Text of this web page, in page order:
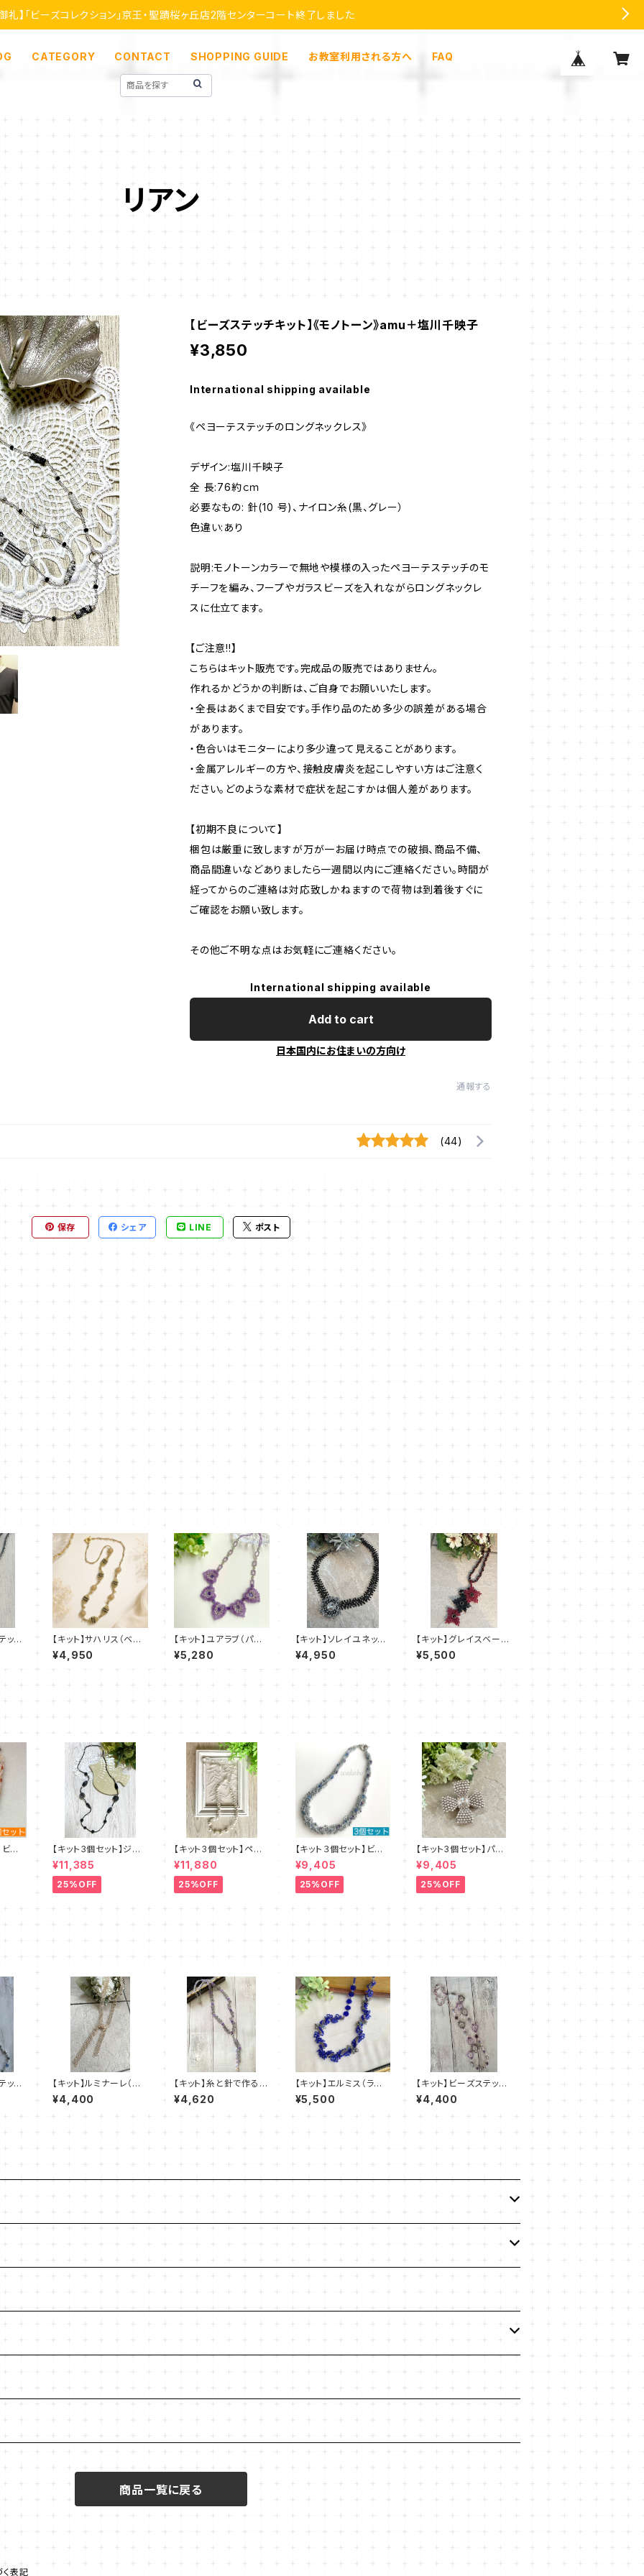
礼】「ビーズコレクション」京王・聖蹟桜ヶ丘店2階センターコート終了しました
CATEGORY CONTACT SHOPPING GUIDE お教室利用される方へ FAQ
リアン
【ビーズステッチキット】《モノトーン》amu＋塩川千映子
¥3,850
International shipping available
《ペヨーテステッチのロングネックレス》
デザイン:塩川千映子
全 長:76約ｃｍ
必要なもの: 針(10 号)、ナイロン糸(黒、グレー）
色違い:あり
説明:モノトーンカラーで無地や模様の入ったペヨーテステッチのモ
チーフを編み、フープやガラスビーズを入れながらロングネックレ
スに仕立てます。
【ご注意!!】
こちらはキット販売です。完成品の販売ではありません。
作れるかどうかの判断は、ご自身でお願いいたします。
・全長はあくまで目安です。手作り品のため多少の誤差がある場合
があります。
・色合いはモニターにより多少違って見えることがあります。
・金属アレルギーの方や、接触皮膚炎を起こしやすい方はご注意く
ださい。どのような素材で症状を起こすかは個人差があります。
【初期不良について】
梱包は厳重に致しますが万が一お届け時点での破損、商品不備、
商品間違いなどありましたら一週間以内にご連絡ください。時間が
経ってからのご連絡は対応致しかねますので荷物は到着後すぐに
ご確認をお願い致します。
その他ご不明な点はお気軽にご連絡ください。
International shipping available
Add to cart
日本国内にお住まいの方向け
通報する
(44)
保存 シェア LINE ポスト
ッチ
【キット】サハリス（ベー
ジュ）新川智未
¥4,950
【キット】ユアラブ（パー
プル）新川智未
¥5,280
【キット】ソレイユネック
レス（黒系）澤田美子
¥4,950
【キット】グレイスベール
（赤黒系）澤田美子
¥5,500
ビー
【キット3個セット】ジュ
エリークロッシェロング
ネックレス《ルント》クロ
amu＋塩川千映子 a
mu
¥11,385
25%OFF
【キット3個セット】ペレ
ンクロッシェ《ペルルロ
ング》全2色 amu＋塩
川千映子
¥11,880
25%OFF
【キット３個セット】ビー
ズステッチキット・ブルー
レース デザイン：清水
理子
¥9,405
25%OFF
【キット3個セット】パー
ルブローチ（ピンクベー
ジュ）澤田美子
¥9,405
25%OFF
ッチ
【キット】ルミナーレ（ゴ
ールド系）澤田美子
¥4,400
【キット】糸と針で作るビ
ーズステッチキット ス
ミレ デザイン：清水理
子
¥4,620
【キット】エルミス（ラピ
ス）新川智未
¥5,500
【キット】ビーズステッチ
「ヴィオレッタ・ネックレ
ス」清水理子
¥4,400
商品一覧に戻る
表記